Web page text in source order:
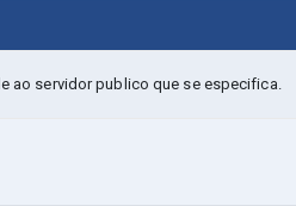
ao servidor publico que se especifica.